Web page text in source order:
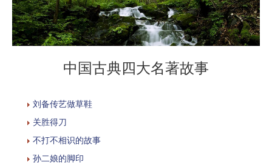
中国古典四大名著故事
刘备传艺做草鞋
关胜得刀
不打不相识的故事
孙二娘的脚印